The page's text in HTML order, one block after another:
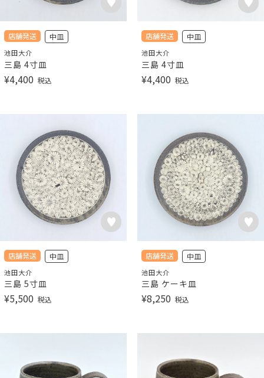
店舗発送 中皿
池田大介
三島 4寸皿
¥4,400 税込
店舗発送 中皿
池田大介
三島 4寸皿
¥4,400 税込
店舗発送 中皿
池田大介
三島 5寸皿
¥5,500 税込
店舗発送 中皿
池田大介
三島 ケーキ皿
¥8,250 税込